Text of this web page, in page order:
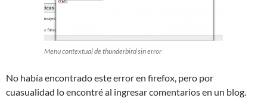
Menu contextual de thunderbird sin error
No había encontrado este error en firefox, pero por
cuasualidad lo encontré al ingresar comentarios en un blog.